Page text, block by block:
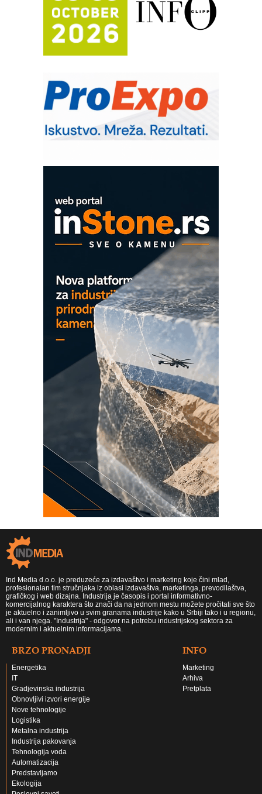
Trajna oznaka kao dugoročna korist
Bezbednost na prvom mestu!
IB BLUMENAUER - više od 40 godina
poverenja u industriji
– Pametna signalizacija za efikasnije
upravljanje mašinama
Sigurnije ispitivanje transformatora u
solarnim elektranama i vetroparkovima
Pranje točkova na gradilištu- standard
Proizvodnja iC7 Hybrid 1500 VDC
COMBYPACK
EVOKS Maintenance Management
ROSA i SCHUNK podižu proizvodnju
Detekcija različitih oblika
Ind Media d.o.o. je preduzeće za izdavaštvo i marketing koje čini mlad,
profesionalan tim stručnjaka iz oblasi izdavaštva, marketinga, prevodilaštva,
grafičkog i web dizajna. Industrija je časopis i portal informativno-
komercijalnog karaktera što znači da na jednom mestu možete pročitati sve što
je aktuelno i zanimljivo u svim granama industrije kako u Srbiji tako i u regionu,
ali i van njega. "Industrija" - odgovor na potrebu industrijskog sektora za
modernim i aktuelnim informacijama.
BRZO PRONADJI
Energetika
IT
Gradjevinska industrija
Obnovljivi izvori energije
Nove tehnologije
Logistika
Metalna industrija
Industrija pakovanja
Tehnologija voda
Automatizacija
Predstavljamo
Ekologija
INFO
Marketing
Arhiva
Pretplata